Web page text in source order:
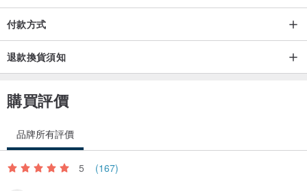
付款方式
退款換貨須知
購買評價
品牌所有評價
5 (167)